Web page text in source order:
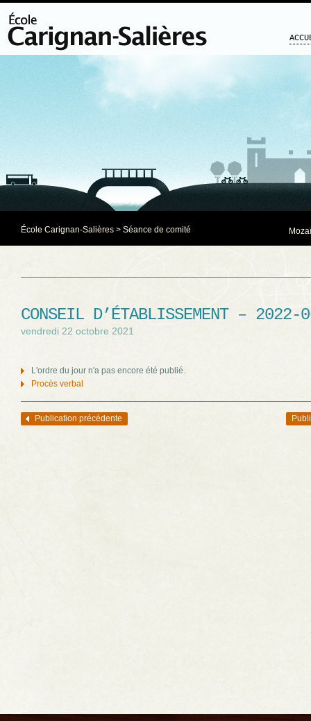
École Carignan-Salières > Séance de comité
CONSEIL D’ÉTABLISSEMENT – 2022-
vendredi 22 octobre 2021
L'ordre du jour n'a pas encore été publié.
Procès verbal
Navigation des articles
Publication précédente